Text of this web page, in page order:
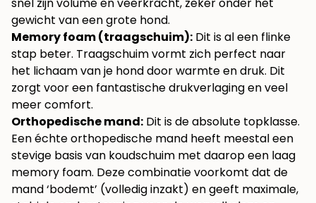
snel zijn volume en veerkracht, zeker onder het
gewicht van een grote hond.
Memory foam (traagschuim): Dit is al een flinke
stap beter. Traagschuim vormt zich perfect naar
het lichaam van je hond door warmte en druk. Dit
zorgt voor een fantastische drukverlaging en veel
meer comfort.
Orthopedische mand: Dit is de absolute topklasse.
Een échte orthopedische mand heeft meestal een
stevige basis van koudschuim met daarop een laag
memory foam. Deze combinatie voorkomt dat de
mand ‘bodemt’ (volledig inzakt) en geeft maximale,